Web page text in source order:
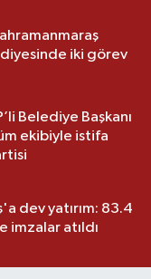
iki görev
Belediye Başkanı
ekibiyle istifa
dev yatırım: 83.4
imzalar atıldı